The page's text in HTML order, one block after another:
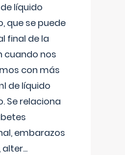
líquido
que se puede
final de la
cuando nos
con más
de líquido
Se relaciona
embarazos
alter...